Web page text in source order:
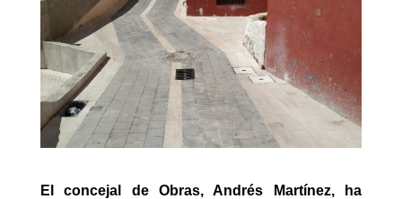
El concejal de Obras, Andrés Martínez, ha